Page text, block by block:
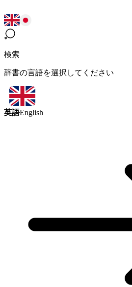
検索
辞書の言語を選択してください
英語English